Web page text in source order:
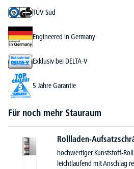
TÜV Süd
Engineered in Germany
Exklusiv bei DELTA-V
5 Jahre Garantie
Für noch mehr Stauraum
Rollladen-
hochwertiger Kunststoff-
leichtlaufend mit Anschlag